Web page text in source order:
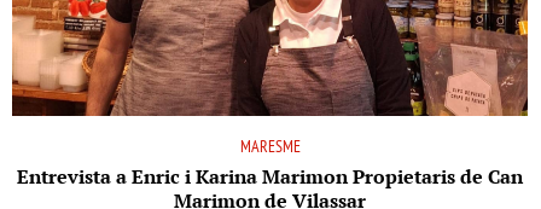
MARESME
Entrevista a Enric i Karina Marimon Propietaris de Can
Marimon de Vilassar